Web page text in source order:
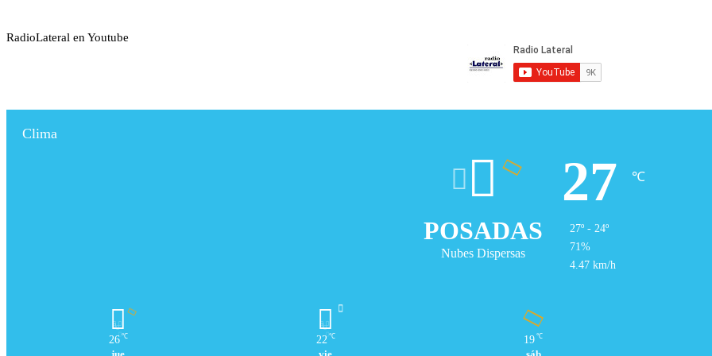
RadioLateral en Youtube
Clima
POSADAS
Nubes Dispersas
27 ℃
27º - 24º
71%
4.47 km/h
26 ℃ 22 ℃ 19 ℃